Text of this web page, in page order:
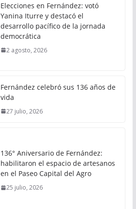
Elecciones en Fernández: votó
Yanina Iturre y destacó el
desarrollo pacífico de la jornada
democrática
2 agosto, 2026
Fernández celebró sus 136 años de
vida
27 julio, 2026
136° Aniversario de Fernández:
habilitaron el espacio de artesanos
en el Paseo Capital del Agro
25 julio, 2026